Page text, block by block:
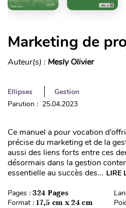
Marketing de
Auteur(s) : Mesly Olivier
Ellipses
Gestion
Parution : 25.04.2023
Ce manuel a pour vocation
précise du marketing et de la
aussi des liens forts entre ces
désormais dans la gestion
essentielle au succès des... LIRE
Pages : 324 Pages
Format : 17,5 cm x 24 cm